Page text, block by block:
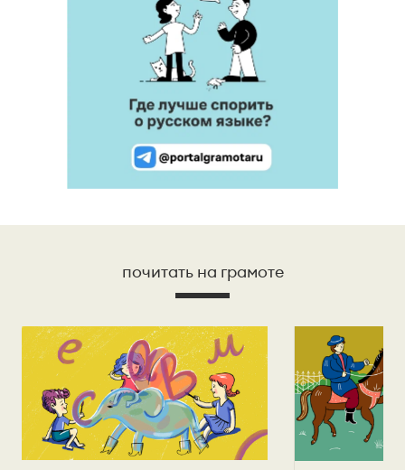
почитать на грамоте